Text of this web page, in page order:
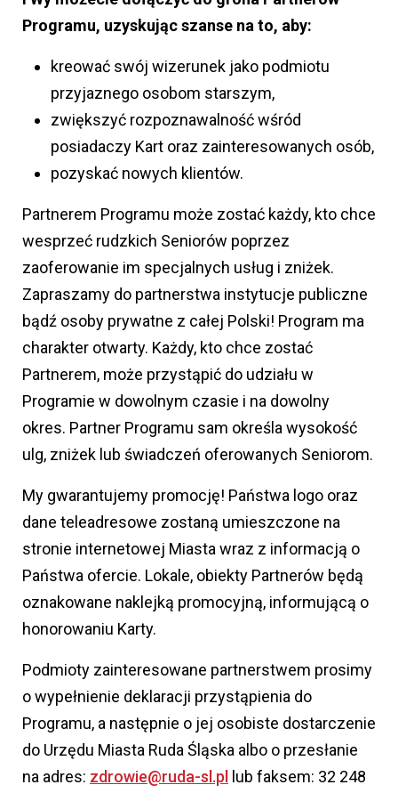
Programu, uzyskując szanse na to, aby:
kreować swój wizerunek jako podmiotu
przyjaznego osobom starszym,
zwiększyć rozpoznawalność wśród
posiadaczy Kart oraz zainteresowanych osób,
pozyskać nowych klientów.
Partnerem Programu może zostać każdy, kto chce
wesprzeć rudzkich Seniorów poprzez
zaoferowanie im specjalnych usług i zniżek.
Zapraszamy do partnerstwa instytucje publiczne
bądź osoby prywatne z całej Polski! Program ma
charakter otwarty. Każdy, kto chce zostać
Partnerem, może przystąpić do udziału w
Programie w dowolnym czasie i na dowolny
okres. Partner Programu sam określa wysokość
ulg, zniżek lub świadczeń oferowanych Seniorom.
My gwarantujemy promocję! Państwa logo oraz
dane teleadresowe zostaną umieszczone na
stronie internetowej Miasta wraz z informacją o
Państwa ofercie. Lokale, obiekty Partnerów będą
oznakowane naklejką promocyjną, informującą o
honorowaniu Karty.
Podmioty zainteresowane partnerstwem prosimy
o wypełnienie deklaracji przystąpienia do
Programu, a następnie o jej osobiste dostarczenie
do Urzędu Miasta Ruda Śląska albo o przesłanie
na adres: zdrowie@ruda-sl.pl
lub faksem: 32 248